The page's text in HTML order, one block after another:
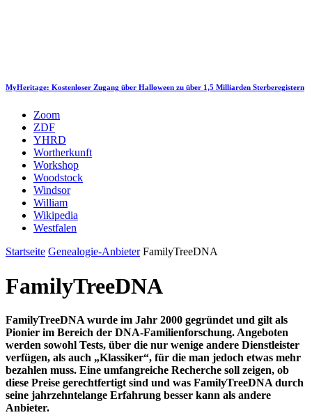
MyHeritage: Kostenloser Zugang über Halloween zu über 1,5 Milliarden Sterberegistern
Zoom
ZDF
YHRD
Wortherkunft
Workshop
Woodstock
Windsor
William
Wikipedia
Westfalen
Startseite Genealogie-Anbieter FamilyTreeDNA
FamilyTreeDNA
FamilyTreeDNA wurde im Jahr 2000 gegründet und gilt als
Pionier im Bereich der DNA-Familienforschung. Angeboten
werden sowohl Tests, über die nur wenige andere Dienstleister
verfügen, als auch „Klassiker“, für die man jedoch etwas mehr
bezahlen muss. Eine umfangreiche Recherche soll zeigen, ob
diese Preise gerechtfertigt sind und was FamilyTreeDNA durch
seine jahrzehntelange Erfahrung besser kann als andere
Anbieter.